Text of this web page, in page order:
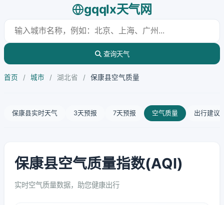
gqqlx天气网
查询天气
首页 / 城市 / 湖北省 / 保康县空气质量
保康县实时天气 3天预报 7天预报 空气质量 出行建议
保康县空气质量指数(AQI)
实时空气质量数据，助您健康出行